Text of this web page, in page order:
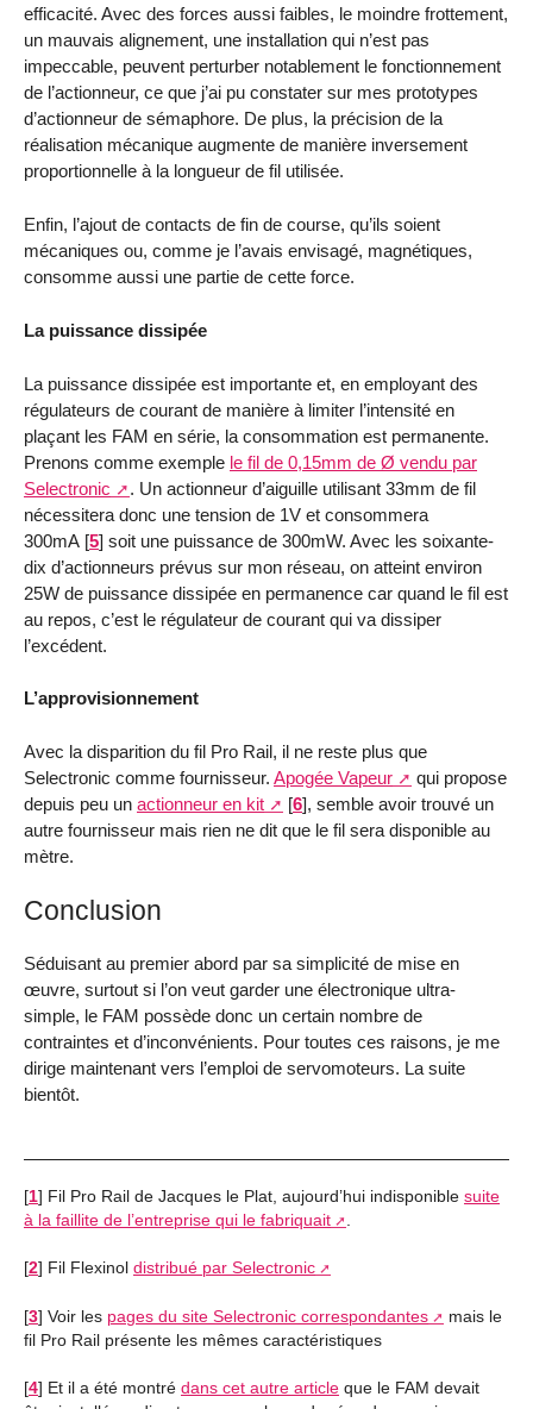
efficacité. Avec des forces aussi faibles, le moindre frottement,
un mauvais alignement, une installation qui n’est pas
impeccable, peuvent perturber notablement le fonctionnement
de l’actionneur, ce que j’ai pu constater sur mes prototypes
d’actionneur de sémaphore. De plus, la précision de la
réalisation mécanique augmente de manière inversement
proportionnelle à la longueur de fil utilisée.
Enfin, l’ajout de contacts de fin de course, qu’ils soient
mécaniques ou, comme je l’avais envisagé, magnétiques,
consomme aussi une partie de cette force.
La puissance dissipée
La puissance dissipée est importante et, en employant des
régulateurs de courant de manière à limiter l’intensité en
plaçant les FAM en série, la consommation est permanente.
Prenons comme exemple le fil de 0,15mm de Ø vendu par
Selectronic
. Un actionneur d’aiguille utilisant 33mm de fil
nécessitera donc une tension de 1V et consommera
300mA [5] soit une puissance de 300mW. Avec les soixante-
dix d’actionneurs prévus sur mon réseau, on atteint environ
25W de puissance dissipée en permanence car quand le fil est
au repos, c’est le régulateur de courant qui va dissiper
l’excédent.
L’approvisionnement
Avec la disparition du fil Pro Rail, il ne reste plus que
Selectronic comme fournisseur. Apogée Vapeur
qui propose
depuis peu un actionneur en kit [6], semble avoir trouvé un
autre fournisseur mais rien ne dit que le fil sera disponible au
mètre.
Conclusion
Séduisant au premier abord par sa simplicité de mise en
œuvre, surtout si l’on veut garder une électronique ultra-
simple, le FAM possède donc un certain nombre de
contraintes et d’inconvénients. Pour toutes ces raisons, je me
dirige maintenant vers l’emploi de servomoteurs. La suite
bientôt.
[1] Fil Pro Rail de Jacques le Plat, aujourd’hui indisponible suite
à la faillite de l’entreprise qui le fabriquait
[2] Fil Flexinol distribué par Selectronic
[3] Voir les pages du site Selectronic correspondantes
mais le
fil Pro Rail présente les mêmes caractéristiques
[4] Et il a été montré dans cet autre article que le FAM devait